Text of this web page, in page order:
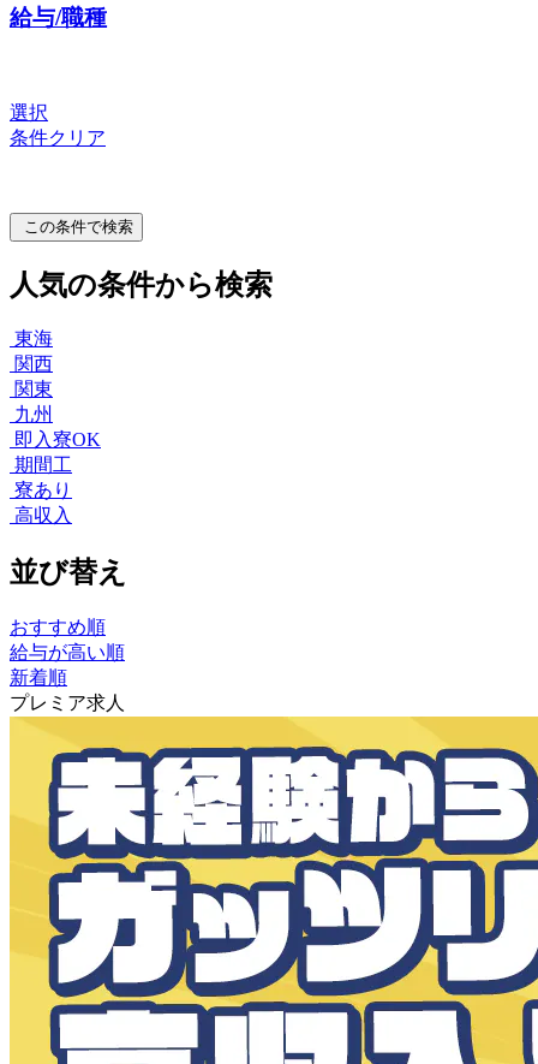
給与/職種
選択
条件クリア
この条件で検索
人気の条件から検索
東海
関西
関東
九州
即入寮OK
期間工
寮あり
高収入
並び替え
おすすめ順
給与が高い順
新着順
プレミア求人